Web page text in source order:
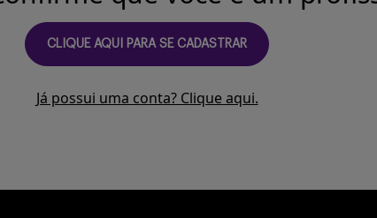
CLIQUE AQUI PARA SE CADASTRAR
Já possui uma conta? Clique aqui.